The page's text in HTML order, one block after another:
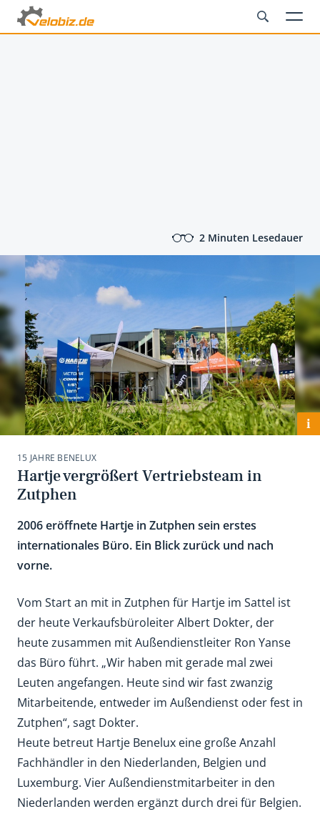
2 Minuten Lesedauer
i
15 JAHRE BENELUX
Hartje vergrößert Vertriebsteam in
Zutphen
2006 eröffnete Hartje in Zutphen sein erstes
internationales Büro. Ein Blick zurück und nach
vorne.
Vom Start an mit in Zutphen für Hartje im Sattel ist
der heute Verkaufsbüroleiter Albert Dokter, der
heute zusammen mit Außendienstleiter Ron Yanse
das Büro führt. „Wir haben mit gerade mal zwei
Leuten angefangen. Heute sind wir fast zwanzig
Mitarbeitende, entweder im Außendienst oder fest in
Zutphen“, sagt Dokter.
Heute betreut Hartje Benelux eine große Anzahl
Fachhändler in den Niederlanden, Belgien und
Luxemburg. Vier Außendienstmitarbeiter in den
Niederlanden werden ergänzt durch drei für Belgien.